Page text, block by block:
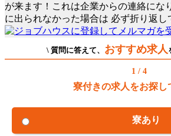
が来ます！これは企業からの連絡にな
に出られなかった場合は 必ず折り返し
\ 質問に答えて、 おすすめ求人
1 / 4
寮付きの求人をお探し
寮あり